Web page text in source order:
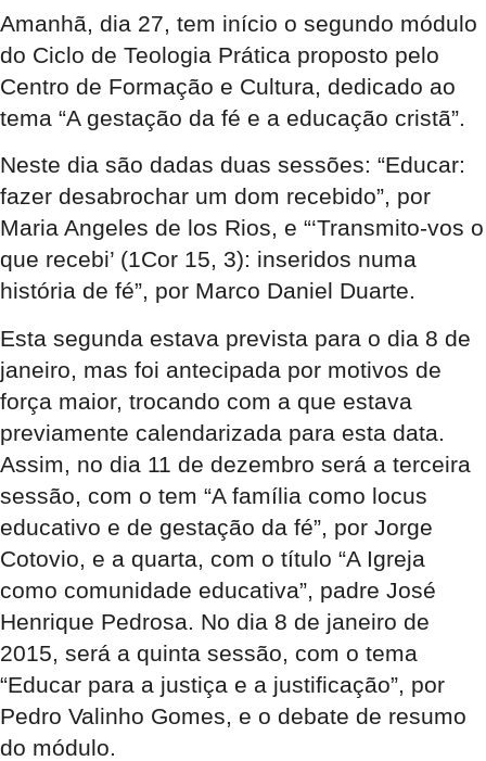
Amanhã, dia 27, tem início o segundo módulo
do Ciclo de Teologia Prática proposto pelo
Centro de Formação e Cultura, dedicado ao
tema “A gestação da fé e a educação cristã”.
Neste dia são dadas duas sessões: “Educar:
fazer desabrochar um dom recebido”, por
Maria Angeles de los Rios, e “‘Transmito-vos o
que recebi’ (1Cor 15, 3): inseridos numa
história de fé”, por Marco Daniel Duarte.
Esta segunda estava prevista para o dia 8 de
janeiro, mas foi antecipada por motivos de
força maior, trocando com a que estava
previamente calendarizada para esta data.
Assim, no dia 11 de dezembro será a terceira
sessão, com o tem “A família como locus
educativo e de gestação da fé”, por Jorge
Cotovio, e a quarta, com o título “A Igreja
como comunidade educativa”, padre José
Henrique Pedrosa. No dia 8 de janeiro de
2015, será a quinta sessão, com o tema
“Educar para a justiça e a justificação”, por
Pedro Valinho Gomes, e o debate de resumo
do módulo.